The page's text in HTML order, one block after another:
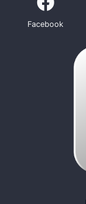
Facebook